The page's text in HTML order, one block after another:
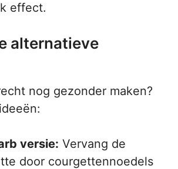
effect.
alternatieve
nog gezonder maken?
versie: Vervang de
door courgettennoedels